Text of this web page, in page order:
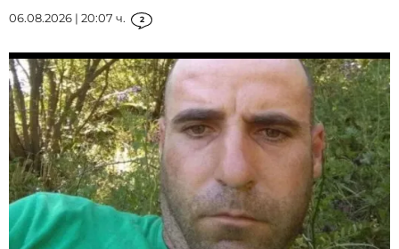
06.08.2026 | 20:07 ч. 2